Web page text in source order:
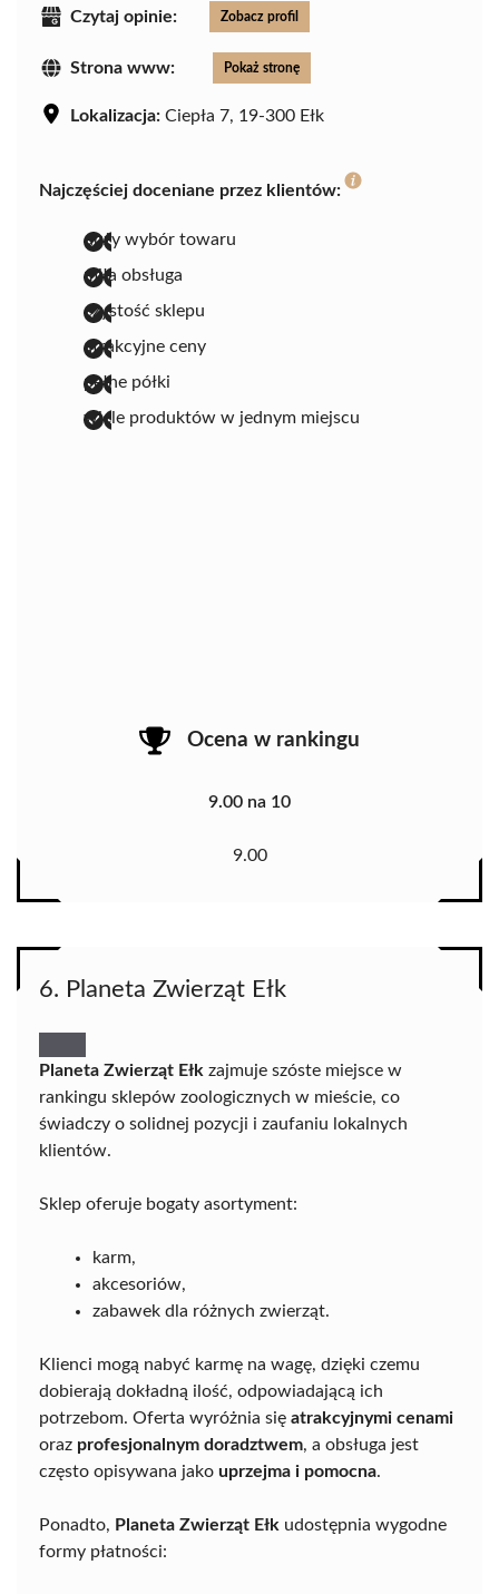
Czytaj opinie: Zobacz profil
Strona www: Pokaż stronę
Lokalizacja: Ciepła 7, 19-300 Ełk
Najczęściej doceniane przez klientów:
duży wybór towaru
miła obsługa
czystość sklepu
atrakcyjne ceny
pełne półki
wiele produktów w jednym miejscu
Ocena w rankingu
9.00 na 10
9.00
6. Planeta Zwierząt Ełk
Planeta Zwierząt Ełk zajmuje szóste miejsce w
rankingu sklepów zoologicznych w mieście, co
świadczy o solidnej pozycji i zaufaniu lokalnych
klientów.
Sklep oferuje bogaty asortyment:
karm,
akcesoriów,
zabawek dla różnych zwierząt.
Klienci mogą nabyć karmę na wagę, dzięki czemu
dobierają dokładną ilość, odpowiadającą ich
potrzebom. Oferta wyróżnia się atrakcyjnymi cenami
oraz profesjonalnym doradztwem, a obsługa jest
często opisywana jako uprzejma i pomocna.
Ponadto, Planeta Zwierząt Ełk udostępnia wygodne
formy płatności: